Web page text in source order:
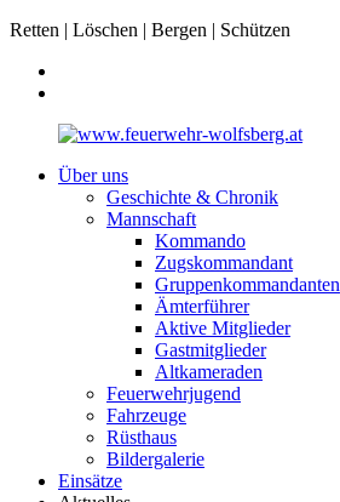
Retten | Löschen | Bergen | Schützen
Über uns
Geschichte & Chronik
Mannschaft
Kommando
Zugskommandant
Gruppenkommandanten
Ämterführer
Aktive Mitglieder
Gastmitglieder
Altkameraden
Feuerwehrjugend
Fahrzeuge
Rüsthaus
Bildergalerie
Einsätze